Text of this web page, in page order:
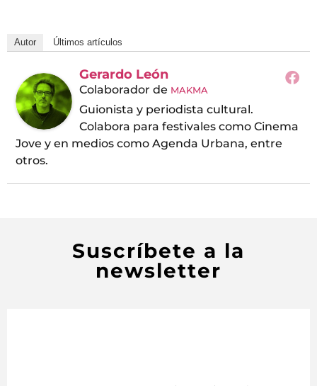
Autor Últimos artículos
Gerardo León
Colaborador de MAKMA
Guionista y periodista cultural.
Colabora para festivales como Cinema
Jove y en medios como Agenda Urbana, entre
otros.
Suscríbete a la
newsletter